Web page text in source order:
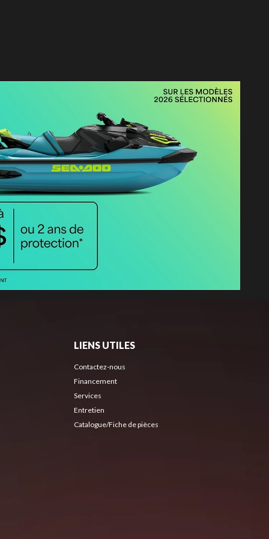
LIENS UTILES
Contactez-nous
Financement
Services
Entretien
Catalogue/Fiche de pièces